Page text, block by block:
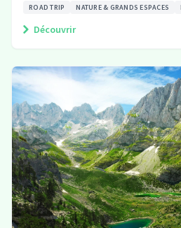
ROAD TRIP NATURE & GRANDS ESPACES
Découvrir